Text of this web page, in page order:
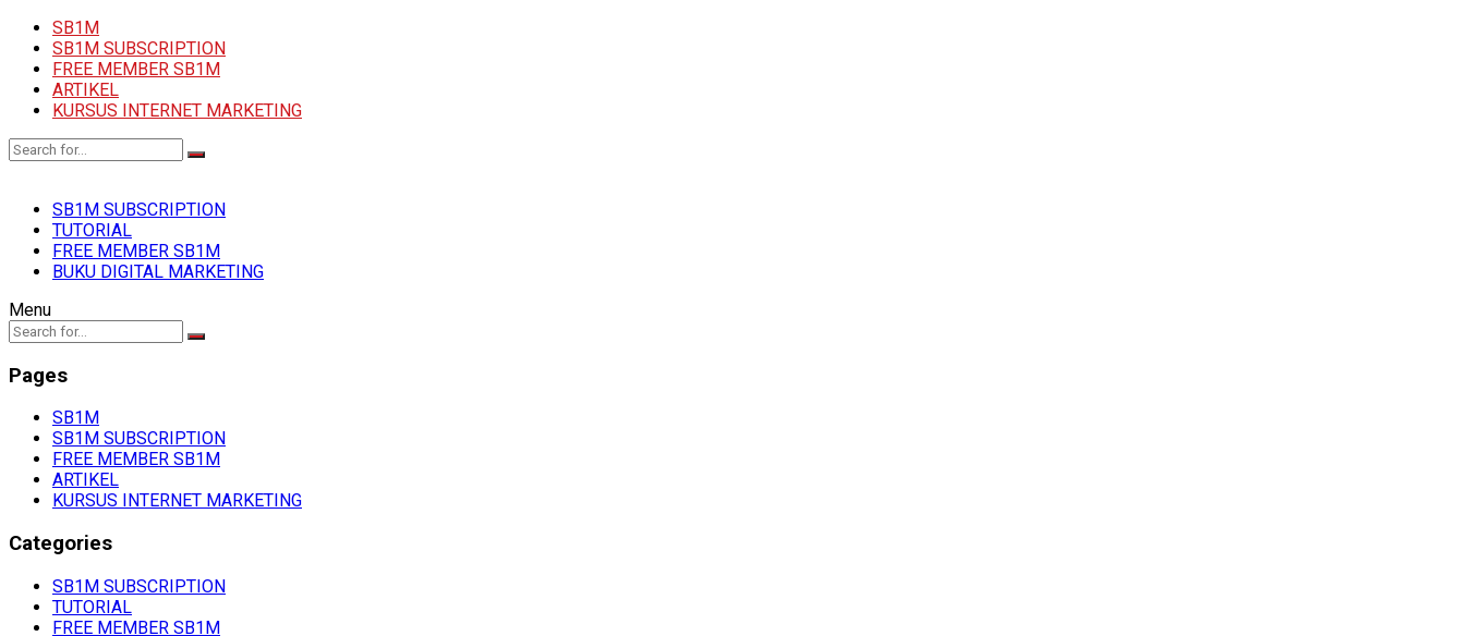
SB1M
SB1M SUBSCRIPTION
FREE MEMBER SB1M
ARTIKEL
KURSUS INTERNET MARKETING
SB1M SUBSCRIPTION
TUTORIAL
FREE MEMBER SB1M
BUKU DIGITAL MARKETING
Menu
Pages
SB1M
SB1M SUBSCRIPTION
FREE MEMBER SB1M
ARTIKEL
KURSUS INTERNET MARKETING
Categories
SB1M SUBSCRIPTION
TUTORIAL
FREE MEMBER SB1M